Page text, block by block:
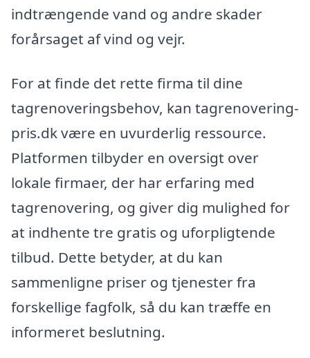
indtrængende vand og andre skader
forårsaget af vind og vejr.
For at finde det rette firma til dine
tagrenoveringsbehov, kan tagrenovering-
pris.dk være en uvurderlig ressource.
Platformen tilbyder en oversigt over
lokale firmaer, der har erfaring med
tagrenovering, og giver dig mulighed for
at indhente tre gratis og uforpligtende
tilbud. Dette betyder, at du kan
sammenligne priser og tjenester fra
forskellige fagfolk, så du kan træffe en
informeret beslutning.